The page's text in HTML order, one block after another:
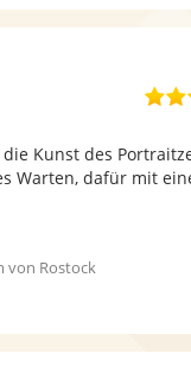
Kunst des
Warten, dafür mit
von Rostock